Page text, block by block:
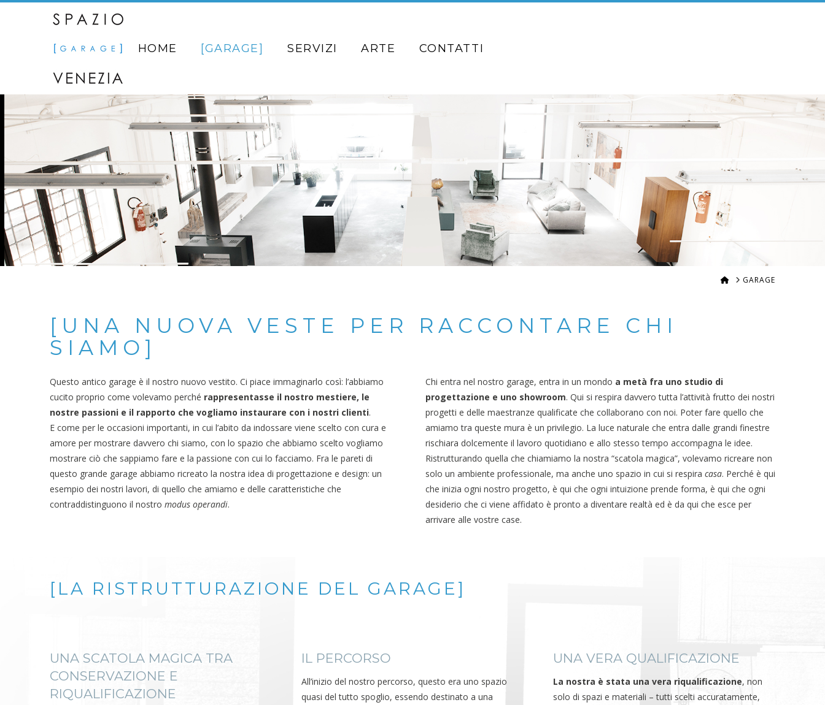
HOME GARAGE SERVIZI ARTE CONTATTI
HOMEGARAGE
[UNA NUOVA VESTE PER RACCONTARE CHI
SIAMO]
Questo antico garage è il nostro nuovo vestito. Ci piace immaginarlo così: l’abbiamo
cucito proprio come volevamo perché rappresentasse il nostro mestiere, le
nostre passioni e il rapporto che vogliamo instaurare con i nostri clienti.
E come per le occasioni importanti, in cui l’abito da indossare viene scelto con cura e
amore per mostrare davvero chi siamo, con lo spazio che abbiamo scelto vogliamo
mostrare ciò che sappiamo fare e la passione con cui lo facciamo. Fra le pareti di
questo grande garage abbiamo ricreato la nostra idea di progettazione e design: un
esempio dei nostri lavori, di quello che amiamo e delle caratteristiche che
contraddistinguono il nostro modus operandi.
Chi entra nel nostro garage, entra in un mondo a metà fra uno studio di
progettazione e uno showroom. Qui si respira davvero tutta l’attività frutto dei nostri
progetti e delle maestranze qualificate che collaborano con noi. Poter fare quello che
amiamo tra queste mura è un privilegio. La luce naturale che entra dalle grandi finestre
rischiara dolcemente il lavoro quotidiano e allo stesso tempo accompagna le idee.
Ristrutturando quella che chiamiamo la nostra “scatola magica”, volevamo ricreare non
solo un ambiente professionale, ma anche uno spazio in cui si respira casa. Perché è qui
che inizia ogni nostro progetto, è qui che ogni intuizione prende forma, è qui che ogni
desiderio che ci viene affidato è pronto a diventare realtà ed è da qui che esce per
arrivare alle vostre case.
[LA RISTRUTTURAZIONE DEL GARAGE]
UNA SCATOLA MAGICA TRA
CONSERVAZIONE E
RIQUALIFICAZIONE
IL PERCORSO
All’inizio del nostro percorso, questo era uno spazio
quasi del tutto spoglio, essendo destinato a una
UNA VERA QUALIFICAZIONE
La nostra è stata una vera riqualificazione, non
solo di spazi e materiali – tutti scelti accuratamente,